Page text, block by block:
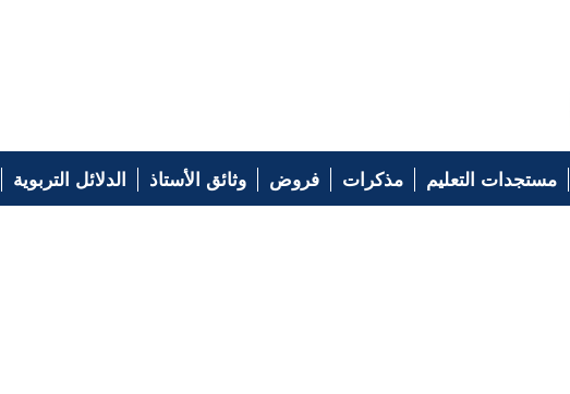
مستجدات التعليم مذكرات فروض وثائق الأستاذ الدلائل التربوية